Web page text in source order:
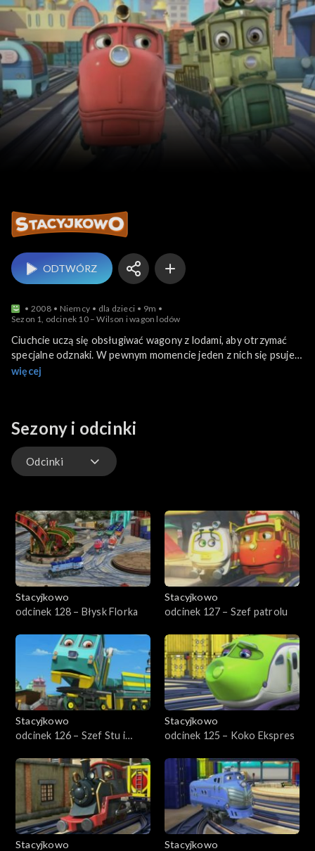
Stacyjkowo
ODTWÓRZ
2008 Niemcy dla dzieci
9m
Sezon 1, odcinek 10 – Wilson i wagon lodów
Ciuchcie uczą się obsługiwać wagony z lodami, aby otrzymać
specjalne odznaki. W pewnym momencie jeden z nich się psuje.
Na szczęście stary Pit pożycza ciuchciom swój stary wagon
więcej
Sezony i odcinki
Odcinki
Stacyjkowo
odcinek 128 – Błysk Florka
Stacyjkowo
odcinek 127 – Szef patrolu
Stacyjkowo
odcinek 126 – Szef Stu i
Stacyjkowo
odcinek 125 – Koko Ekspres
Stacyjkowo
Stacyjkowo